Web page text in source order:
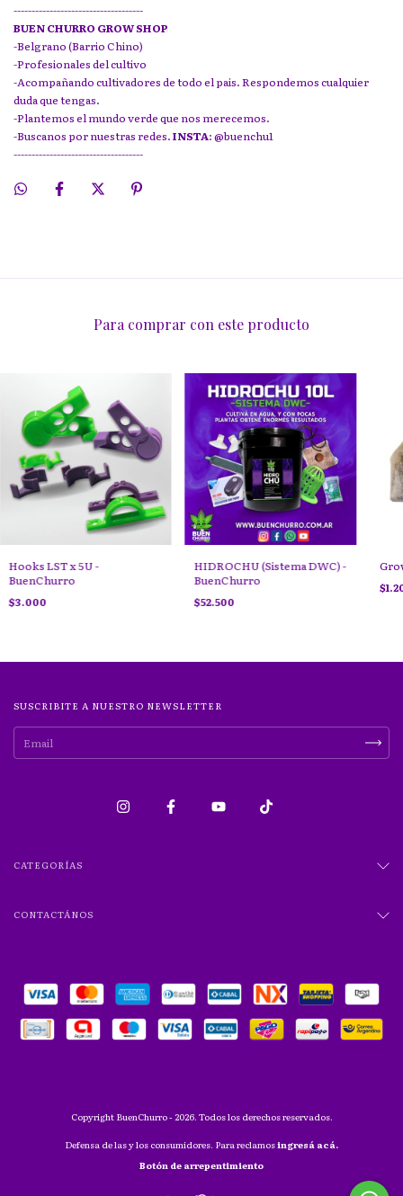
------------------------------------
BUEN CHURRO GROW SHOP
-Belgrano (Barrio Chino)
-Profesionales del cultivo
-Acompañando cultivadores de todo el pais. Respondemos cualquier
duda que tengas.
-Plantemos el mundo verde que nos merecemos.
-Buscanos por nuestras redes.INSTA: @buenchu1
------------------------------------
Para comprar con este producto
Hooks LST x 5U -
BuenChurro
$3.000
HIDROCHU (Sistema DWC) -
BuenChurro
$52.500
SUSCRIBITE A NUESTRO NEWSLETTER
CATEGORÍAS
CONTACTÁNOS
Copyright BuenChurro - 2026. Todos los derechos reservados.
Defensa de las y los consumidores. Para reclamosingresá acá.
Botón de arrepentimiento